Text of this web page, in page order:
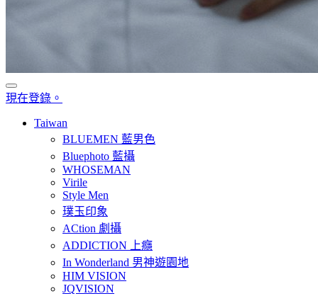
現在登錄。
Taiwan
BLUEMEN 藍男色
Bluephoto 藍攝
WHOSEMAN
Virile
Style Men
璞玉印象
ACtion 劇攝
ADDICTION 上癮
In Wonderland 男神遊園地
HIM VISION
JQVISION